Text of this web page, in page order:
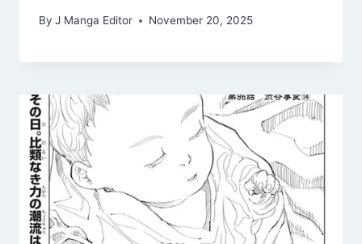
By J Manga Editor November 20, 2025